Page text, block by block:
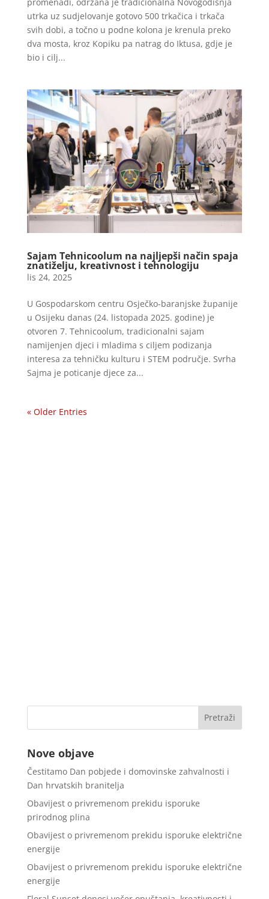
utrka uz sudjelovanje gotovo 500 trkačica i trkača
svih dobi, a točno u podne kolona je krenula preko
dva mosta, kroz Kopiku pa natrag do Iktusa, gdje je
bio i cilj...
Sajam Tehnicoolum na najljepši način spaja
znatiželju, kreativnost i tehnologiju
lis 24, 2025
U Gospodarskom centru Osječko-baranjske županije
u Osijeku danas (24. listopada 2025. godine) je
otvoren 7. Tehnicoolum, tradicionalni sajam
namijenjen djeci i mladima s ciljem podizanja
interesa za tehničku kulturu i STEM područje. Svrha
Sajma je poticanje djece za...
« Older Entries
Nove objave
Čestitamo Dan pobjede i domovinske zahvalnosti i
Dan hrvatskih branitelja
Obavijest o privremenom prekidu isporuke
prirodnog plina
Obavijest o privremenom prekidu isporuke električne
energije
Obavijest o privremenom prekidu isporuke električne
energije